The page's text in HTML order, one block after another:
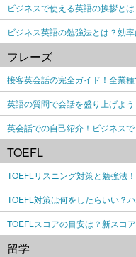
ビジネスで使える英語の挨拶と
ビジネス英語の勉強法とは？効
フレーズ
接客英会話の完全ガイド！全業
英語の質問で会話を盛り上げよ
英会話での自己紹介！ビジネス
TOEFL
TOEFLリスニング対策と勉強法
TOEFL対策は何をしたらいい？
TOEFLスコアの目安は？新スコ
留学